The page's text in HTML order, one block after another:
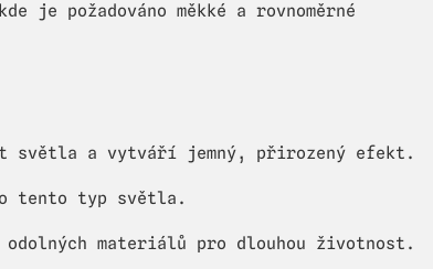
požadováno měkké a rovnoměrné
světla a vytváří jemný, přirozený efekt.
tento typ světla.
odolných materiálů pro dlouhou životnost.